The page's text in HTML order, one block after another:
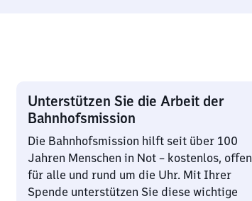
Unterstützen Sie die Arbeit der
Bahnhofsmission
Die Bahnhofsmission hilft seit über 100
Jahren Menschen in Not – kostenlos, offen
für alle und rund um die Uhr. Mit Ihrer
Spende unterstützen Sie diese wichtige